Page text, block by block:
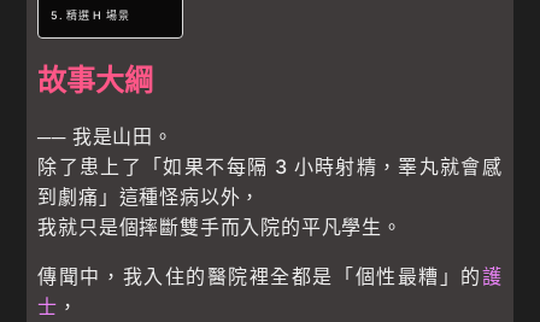
精選 H 場景
故事大綱
── 我是山田。
除了患上了「如果不每隔 3 小時射精，睪丸就會感
到劇痛」這種怪病以外，
我就只是個摔斷雙手而入院的平凡學生。
傳聞中，我入住的醫院裡全都是「個性最糟」的護
士 ，